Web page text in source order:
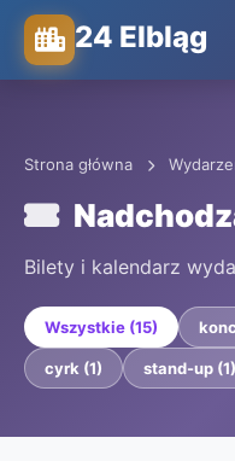
24 Elbląg
Strona główna
Bilety i kalendarz
Wszystkie (15)
cyrk (1) stand-up (1)